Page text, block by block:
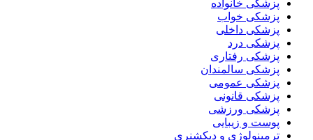
پزشکی خانواده
پزشکی خواب
پزشکی داخلی
پزشکی درد
پزشکی رفتاری
پزشکی سالمندان
پزشکی عمومی
پزشکی قانونی
پزشکی ورزشی
پوست و زیبایی
ترمینولوژی و دیکشنری